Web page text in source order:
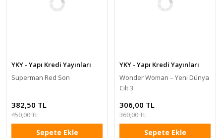
YKY - Yapı Kredi Yayınları
Superman Red Son
382,50 TL
450,00 TL
Sepete Ekle
YKY - Yapı Kredi Yayınları
Wonder Woman – Yeni Dünya
Cilt 3
306,00 TL
360,00 TL
Sepete Ekle